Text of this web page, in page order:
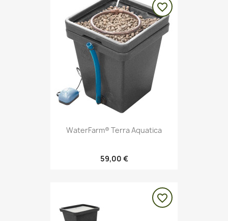
WaterFarm® Terra Aquatica
59,00 €
favorite_border
favorite_border